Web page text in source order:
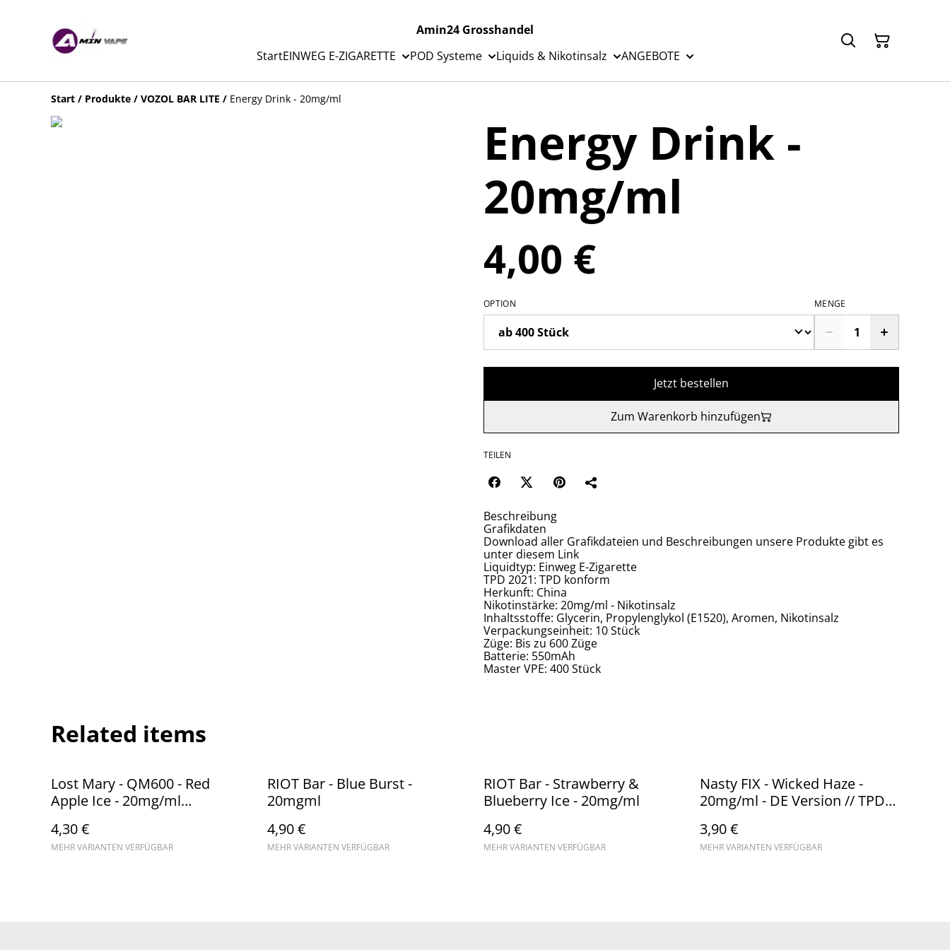
Amin24 Grosshandel
StartEINWEG E-ZIGARETTE POD Systeme Liquids & Nikotinsalz ANGEBOTE
Start / Produkte / VOZOL BAR LITE / Energy Drink - 20mg/ml
Energy Drink -
20mg/ml
4,00 €
OPTION MENGE
Jetzt bestellen
Zum Warenkorb hinzufügen
TEILEN
Beschreibung
Grafikdaten
Download aller Grafikdateien und Beschreibungen unsere Produkte gibt es
unter diesem Link
Liquidtyp: Einweg E-Zigarette
TPD 2021: TPD konform
Herkunft: China
Nikotinstärke: 20mg/ml - Nikotinsalz
Inhaltsstoffe: Glycerin, Propylenglykol (E1520), Aromen, Nikotinsalz
Verpackungseinheit: 10 Stück
Züge: Bis zu 600 Züge
Batterie: 550mAh
Master VPE: 400 Stück
Related items
Lost Mary - QM600 - Red
Apple Ice - 20mg/ml
Steuerware
4,30 €
MEHR VARIANTEN VERFÜGBAR
RIOT Bar - Blue Burst -
20mgml
4,90 €
MEHR VARIANTEN VERFÜGBAR
RIOT Bar - Strawberry &
Blueberry Ice - 20mg/ml
4,90 €
MEHR VARIANTEN VERFÜGBAR
Nasty FIX - Wicked Haze -
20mg/ml - DE Version // TPD
3,90 €
MEHR VARIANTEN VERFÜGBAR